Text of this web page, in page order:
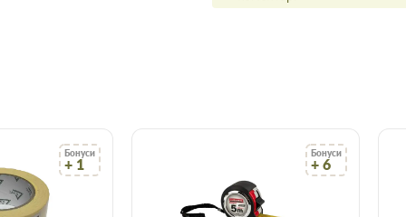
Бонуси
+ 1
Бонуси
+ 6